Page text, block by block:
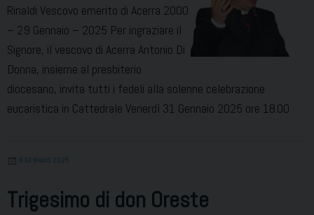
Rinaldi Vescovo emerito di Acerra 2000
– 29 Gennaio – 2025 Per ingraziare il
Signore, il vescovo di Acerra Antonio Di
Donna, insieme al presbiterio
diocesano, invita tutti i fedeli alla solenne celebrazione
eucaristica in Cattedrale Venerdì 31 Gennaio 2025 ore 18.00
8 GENNAIO 2025
Trigesimo di don Oreste